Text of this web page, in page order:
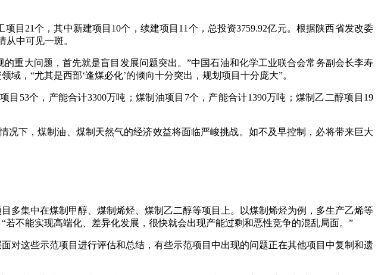
21个，其中新建项目10个，续建项目11个，总投资3759.92亿元。根据陕西省发改委
中可见一斑。
大问题，首先就是盲目发展问题突出。”中国石油和化学工业联合会常务副会长李寿
，“尤其是西部‘逢煤必化’的倾向十分突出，规划项目十分庞大”。
个，产能合计3300万吨；煤制油项目7个，产能合计1390万吨；煤制乙二醇项目19
下，煤制油、煤制天然气的经济效益将面临严峻挑战。如不及早控制，必将带来巨大
集中在煤制甲醇、煤制烯烃、煤制乙二醇等项目上。以煤制烯烃为例，多生产乙烯等
不能实现高端化、差异化发展，很快就会出现产能过剩和恶性竞争的混乱局面。”
这些示范项目进行评估和总结，有些示范项目中出现的问题正在其他项目中复制和遗